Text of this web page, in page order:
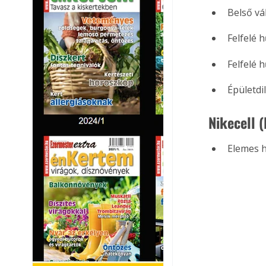
Belső
Felfelé
Felfelé
Nikecell
Elemes